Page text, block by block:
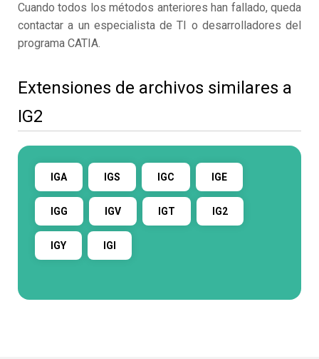
Cuando todos los métodos anteriores han fallado, queda
contactar a un especialista de TI o desarrolladores del
programa CATIA.
Extensiones de archivos similares a
IG2
IGA IGS IGC IGE
IGG IGV IGT IG2
IGY IGI